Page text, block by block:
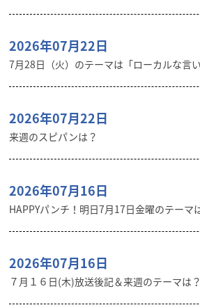
2026年07月22日
7月28日（火）のテーマは「ローカルな言
2026年07月22日
来週のスピパンは？
2026年07月16日
HAPPYパンチ！明日7月17日金曜のテーマ
2026年07月16日
７月１６日(木)放送後記＆来週のテーマは？